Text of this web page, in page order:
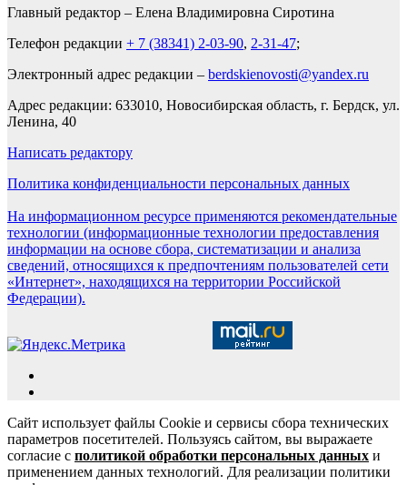
Главный редактор – Елена Владимировна Сиротина
Телефон редакции + 7 (38341) 2-03-90, 2-31-47;
Электронный адрес редакции – berdskienovosti@yandex.ru
Адрес редакции: 633010, Новосибирская область, г. Бердск, ул.
Ленина, 40
Написать редактору
Политика конфиденциальности персональных данных
На информационном ресурсе применяются рекомендательные
технологии (информационные технологии предоставления
информации на основе сбора, систематизации и анализа
сведений, относящихся к предпочтениям пользователей сети
«Интернет», находящихся на территории Российской
Федерации).
Сайт использует файлы Cookie и сервисы сбора технических
параметров посетителей. Пользуясь сайтом, вы выражаете
согласие с политикой обработки персональных данных и
применением данных технологий. Для реализации политики